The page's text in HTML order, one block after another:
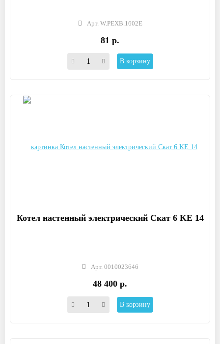
Арт. W.PEXB.1602E
81 р.
В корзину
Котел настенный электрический Скат 6 KE 14
Арт. 0010023646
48 400 р.
В корзину